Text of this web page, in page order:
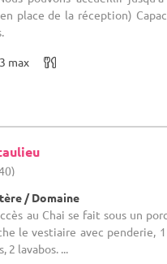
place de la réception)
max
/ Domaine
au Chai se fait sous un
le vestiaire avec penderie,
2 lavabos. ...